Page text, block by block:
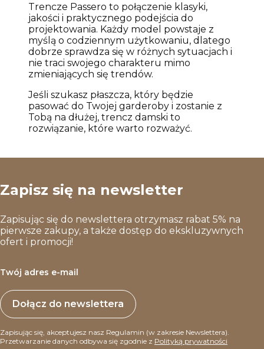
Trencze Passero to połączenie klasyki,
jakości i praktycznego podejścia do
projektowania. Każdy model powstaje z
myślą o codziennym użytkowaniu, dlatego
dobrze sprawdza się w różnych sytuacjach i
nie traci swojego charakteru mimo
zmieniających się trendów.
Jeśli szukasz płaszcza, który będzie
pasować do Twojej garderoby i zostanie z
Tobą na dłużej, trencz damski to
rozwiązanie, które warto rozważyć.
Zapisz się na newsletter
Zapisując się do newslettera otrzymasz rabat 5% na
pierwsze zakupy, a także dostęp do ekskluzywnych
ofert i promocji!
Twój adres e-mail
Dołącz do newslettera
Zapisując się, akceptujesz nasz Regulamin (w zakresie Newslettera).
Przetwarzanie danych odbywa się zgodnie z Polityką prywatności